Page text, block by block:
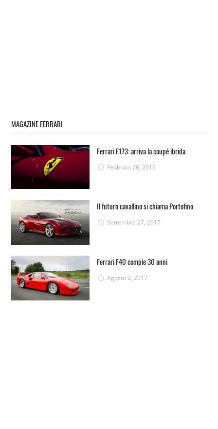
MAGAZINE FERRARI
Ferrari F173: arriva la coupé ibrida
Febbraio 26, 2019
Il futuro cavallino si chiama Portofino
Settembre 27, 2017
Ferrari F40 compie 30 anni
Agosto 2, 2017